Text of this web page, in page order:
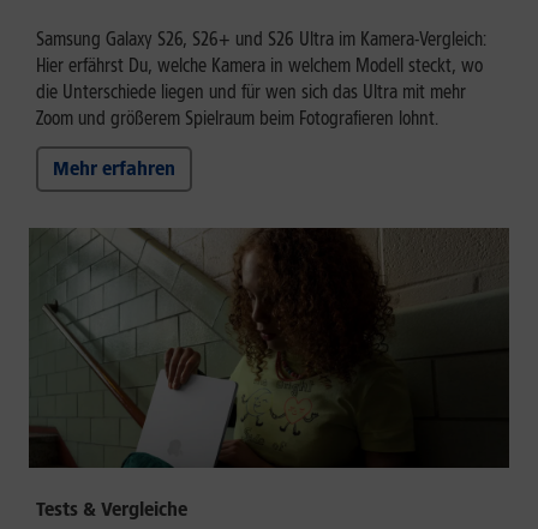
Samsung Galaxy S26, S26+ und S26 Ultra im Kamera-Vergleich:
Hier erfährst Du, welche Kamera in welchem Modell steckt, wo
die Unterschiede liegen und für wen sich das Ultra mit mehr
Zoom und größerem Spielraum beim Fotografieren lohnt.
Mehr erfahren
Tests & Vergleiche